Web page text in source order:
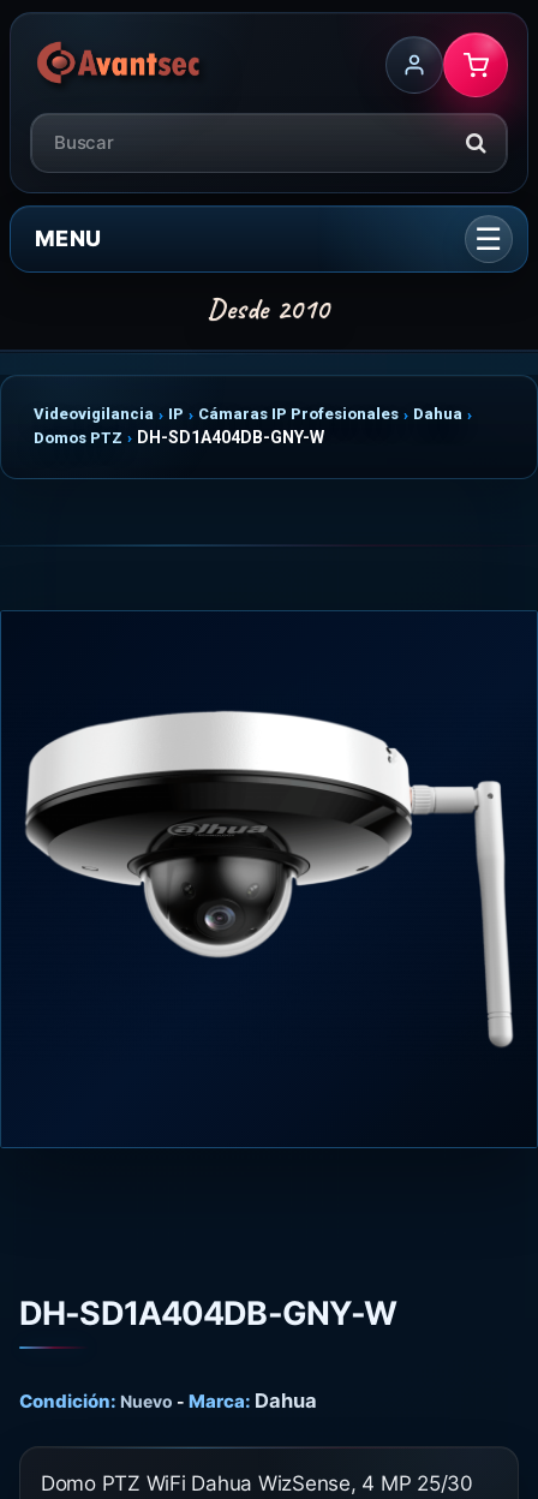
MENU
Videovigilancia IP Cámaras IP Profesionales
Dahua
Domos PTZ
DH-SD1A404DB-GNY-W
DH-SD1A404DB-GNY-W
Condición: Nuevo - Marca: Dahua
Domo PTZ WiFi Dahua WizSense, 4 MP 25/30